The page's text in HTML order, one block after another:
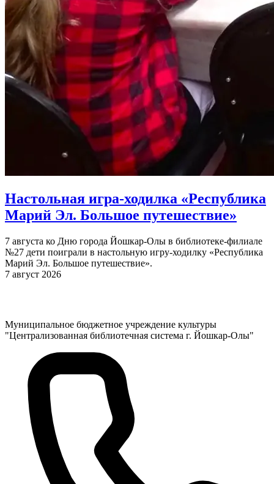
Настольная игра-ходилка «Республика
Марий Эл. Большое путешествие»
7 августа ко Дню города Йошкар-Олы в библиотеке-филиале
№27 дети поиграли в настольную игру-ходилку «Республика
Марий Эл. Большое путешествие».
7 август 2026
Муниципальное бюджетное учреждение культуры
"Централизованная библиотечная система г. Йошкар-Олы"